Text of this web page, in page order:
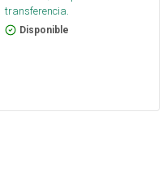
transferencia.
Disponible